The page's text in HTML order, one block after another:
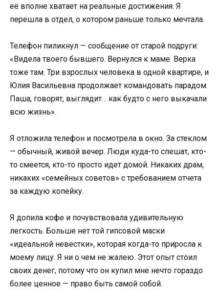
её вполне хватает на реальные достижения. Я
перешла в отдел, о котором раньше только мечтала.
Телефон пиликнул — сообщение от старой подруги:
«Видела твоего бывшего. Вернулся к маме. Верка
тоже там. Три взрослых человека в одной квартире, и
Юлия Васильевна продолжает командовать парадом.
Паша, говорят, выглядит… как будто с него выкачали
всю жизнь».
Я отложила телефон и посмотрела в окно. За стеклом
— обычный, живой вечер. Люди куда-то спешат, кто-
то смеется, кто-то просто идет домой. Никаких драм,
никаких «семейных советов» с требованием отчета
за каждую копейку.
Я допила кофе и почувствовала удивительную
легкость. Больше нет той гипсовой маски
«идеальной невестки», которая когда-то приросла к
моему лицу. Я ни о чем не жалею. Этот опыт стоил
своих денег, потому что он купил мне нечто гораздо
более ценное — право быть самой собой.